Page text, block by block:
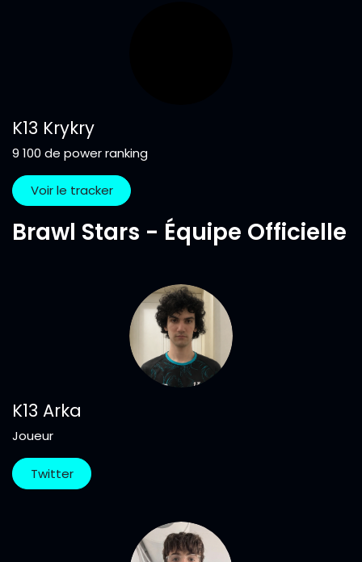
K13 Krykry
9 100 de power ranking
Voir le tracker
Brawl Stars - Équipe Officielle
K13 Arka
Joueur
Twitter